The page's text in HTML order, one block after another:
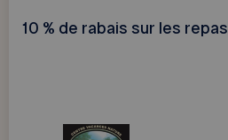
10 % de rabais sur les repas